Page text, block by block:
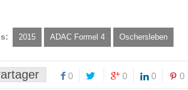
2015 ADAC Formel 4 Oschersleben
0 0 0 0